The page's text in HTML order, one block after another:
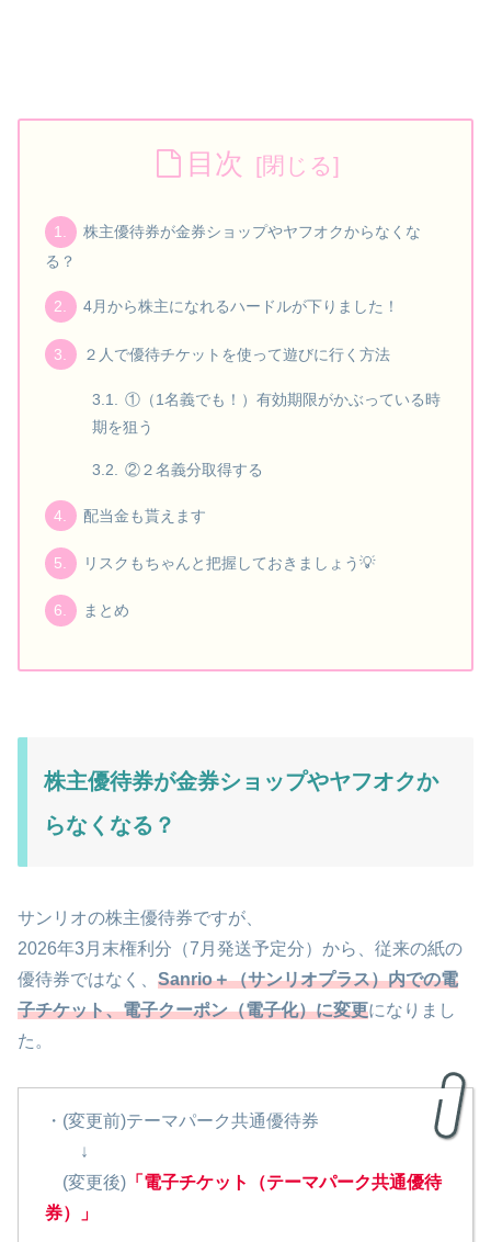
目次
株主優待券が金券ショップやヤフオクからなくな
る？
4月から株主になれるハードルが下りました！
２人で優待チケットを使って遊びに行く方法
①（1名義でも！）有効期限がかぶっている時
期を狙う
②２名義分取得する
配当金も貰えます
リスクもちゃんと把握しておきましょう💡
まとめ
株主優待券が金券ショップやヤフオクか
らなくなる？
サンリオの株主優待券ですが、
2026年3月末権利分（7月発送予定分）から、従来の紙の
優待券ではなく、 Sanrio＋（サンリオプラス）内での電
子チケット、電子クーポン（電子化）に変更になりまし
た。
・(変更前)テーマパーク共通優待券
↓
(変更後) 「電子チケット（テーマパーク共通優待
券）」